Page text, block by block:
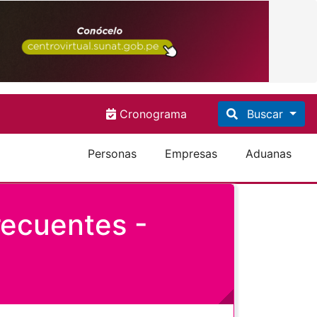
Cronograma Buscar
Personas Empresas Aduanas
-